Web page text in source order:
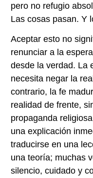
pero no refugio
Las cosas pasan. Y
Aceptar esto no
renunciar a la
desde la verdad. La
necesita negar la
contrario, la fe
realidad de frente,
propaganda
una explicación
traducirse en una
una teoría; muchas
silencio, cuidado y